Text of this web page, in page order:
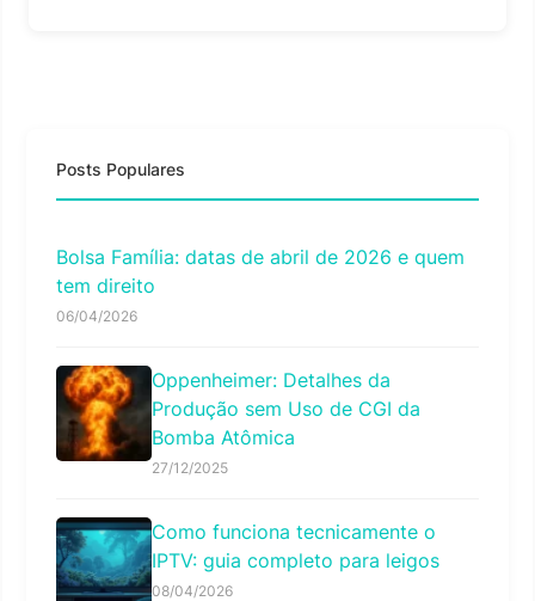
Posts Populares
Bolsa Família: datas de abril de 2026 e quem
tem direito
06/04/2026
Oppenheimer: Detalhes da
Produção sem Uso de CGI da
Bomba Atômica
27/12/2025
Como funciona tecnicamente o
IPTV: guia completo para leigos
08/04/2026